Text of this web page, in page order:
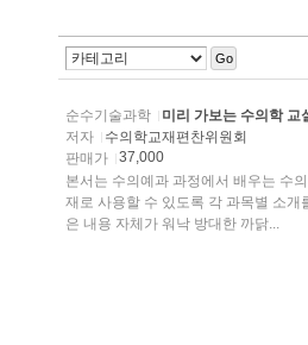
Go
순수기술과학
미리 가보는 수의학 교
저자
수의학교재편찬위원회
판매가
37,000
본서는 수의예과 과정에서 배우는 수
재로 사용할 수 있도록 각 과목별 소
은 내용 자체가 워낙 방대한 까닭...